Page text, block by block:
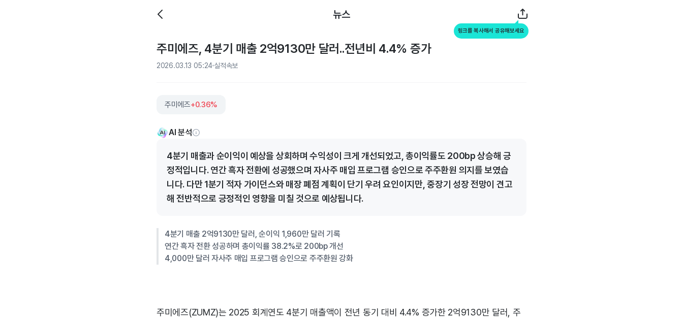
뉴스
링크를 복사해서 공유해보세요
주미에즈, 4분기 매출 2억9130만 달러..전년비 4.4% 증가
2026.03.13 05:24 실적속보
주미에즈+0.36%
AI 분석
4분기 매출과 순이익이 예상을 상회하며 수익성이 크게 개선되었고, 총이익률도 200bp 상승해 긍
정적입니다. 연간 흑자 전환에 성공했으며 자사주 매입 프로그램 승인으로 주주환원 의지를 보였습
니다. 다만 1분기 적자 가이던스와 매장 폐점 계획이 단기 우려 요인이지만, 중장기 성장 전망이 견고
해 전반적으로 긍정적인 영향을 미칠 것으로 예상됩니다.
4분기 매출 2억9130만 달러, 순이익 1,960만 달러 기록
연간 흑자 전환 성공하며 총이익률 38.2%로 200bp 개선
4,000만 달러 자사주 매입 프로그램 승인으로 주주환원 강화
주미에즈(ZUMZ)는 2025 회계연도 4분기 매출액이 전년 동기 대비 4.4% 증가한 2억9130만 달러, 주